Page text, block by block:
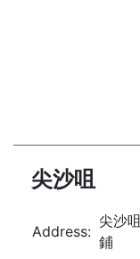
尖沙咀
Address:
尖沙
鋪